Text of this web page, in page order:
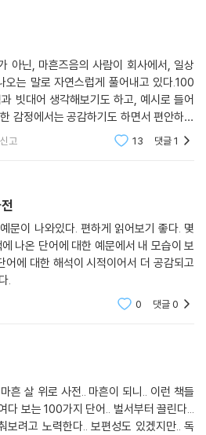
나기처럼
놓치고
을’이라는 별도의 읽을거리는 이 에세이
가 되기도 하고 하루의 명상이 되기도 하
엄하지도 않게 조용한 반성과 다정한 위
읽을 것도 너무 많은 요즘 우리들에게 꼭
『마흔살 위로 사전』은 제목에서 알 수 있
)인 40대를 위해 쓰였다고 할 수 있다. 하
이 책의 위로는 누구에게나 유효하다. 일
둔, 혹은 사십대를 지난 독자에게도 진한
물러가는 희미한 바다를 바라보다가 가만
, 손을 얹어본다. 까칠한 듯 든든한 이 느
운 것들은 대체로 말없이 제 할 일을 해낸
다.
아닌, 마흔즈음의 사람이 회사에서, 일상
오는 말로 자연스럽게 풀어내고 있다.100
빗대어 생각해보기도 하고, 예시로 들어
감정에서는 공감하기도 하면서 편안하고
신고 13 댓글1
문이 나와있다. 편하게 읽어보기 좋다. 몇
나온 단어에 대한 예문에서 내 모습이 보
어에 대한 해석이 시적이어서 더 공감되고
.
0 댓글0
다.. 보편성도 있겠지만.. 독